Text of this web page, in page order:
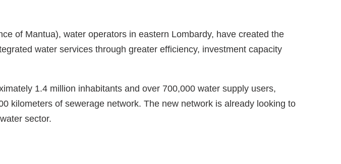
of Mantua), water operators in eastern Lombardy, have created the
water services through greater efficiency, investment capacity
1.4 million inhabitants and over 700,000 water supply users,
kilometers of sewerage network. The new network is already looking to
sector.